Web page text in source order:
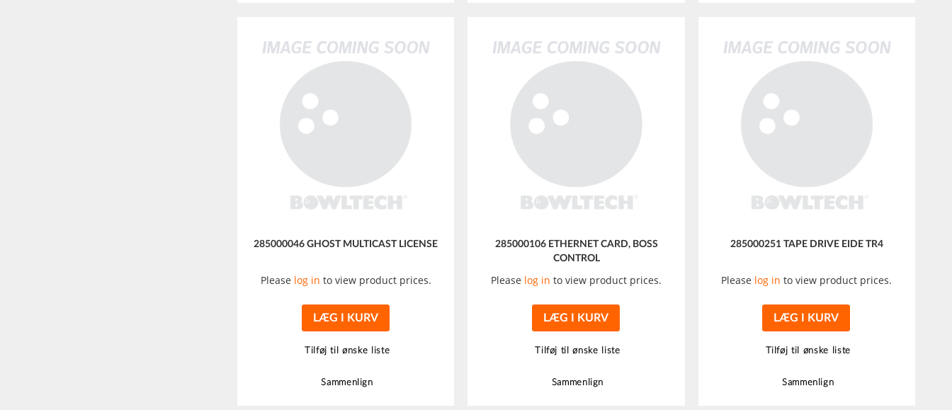
285000046 GHOST MULTICAST LICENSE
Please log in to view product prices.
LÆG I KURV
Tilføj til ønske liste
Sammenlign
285000106 ETHERNET CARD, BOSS
CONTROL
Please log in to view product prices.
LÆG I KURV
Tilføj til ønske liste
Sammenlign
285000251 TAPE DRIVE EIDE TR4
Please log in to view product prices.
LÆG I KURV
Tilføj til ønske liste
Sammenlign